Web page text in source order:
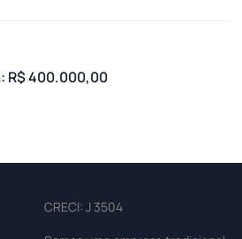
R$ 400.000,00
CRECI: J 3504